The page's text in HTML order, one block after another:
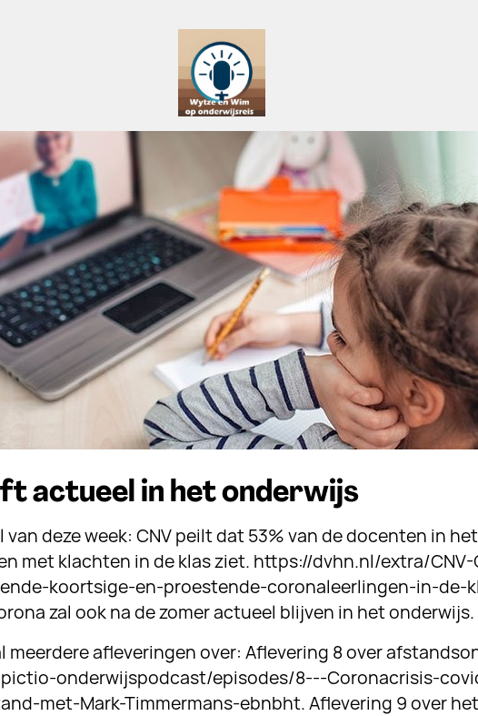
Pictio Onderwijspodcast
actueel in het onderwijs
van deze week: CNV peilt dat 53% van de docenten in
met klachten in de klas ziet. https://dvhn.nl/extra/
koortsige-en-proestende-coronaleerlingen-in-de-
zal ook na de zomer actueel blijven in het onderwijs.
meerdere afleveringen over: Aflevering 8 over
onderwijspodcast/episodes/8---Coronacrisis-
met-Mark-Timmermans-ebnbht. Aflevering 9 over